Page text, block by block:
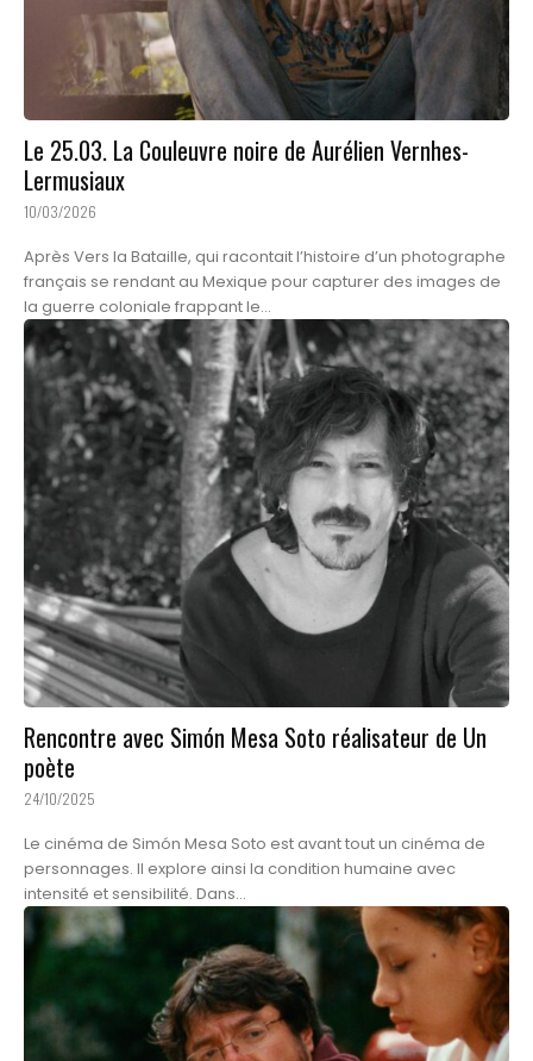
Le 25.03. La Couleuvre noire de Aurélien Vernhes-
Lermusiaux
10/03/2026
Après Vers la Bataille, qui racontait l’histoire d’un photographe
français se rendant au Mexique pour capturer des images de
la guerre coloniale frappant le...
Rencontre avec Simón Mesa Soto réalisateur de Un
poète
24/10/2025
Le cinéma de Simón Mesa Soto est avant tout un cinéma de
personnages. Il explore ainsi la condition humaine avec
intensité et sensibilité. Dans...